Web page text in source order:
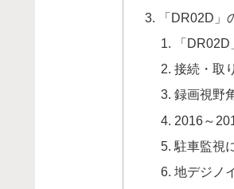
「DR02D」
「
接続・取
録画視野
2016～
駐車監視
地デジノ